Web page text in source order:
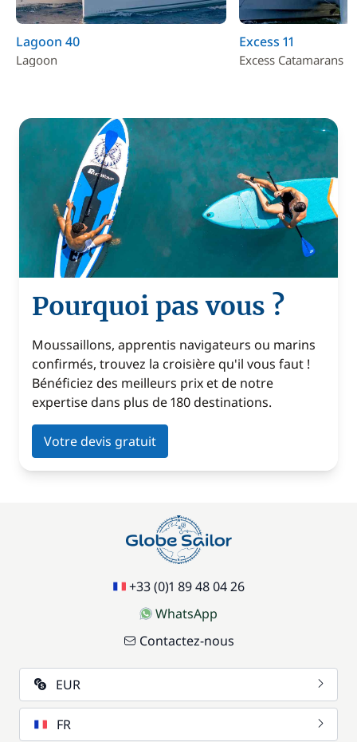
Lagoon 40
Lagoon
Excess 11
Excess Catamarans
Pourquoi pas vous ?
Moussaillons, apprentis navigateurs ou marins
confirmés, trouvez la croisière qu'il vous faut !
Bénéficiez des meilleurs prix et de notre
expertise dans plus de 180 destinations.
Votre devis gratuit
+33 (0)1 89 48 04 26
WhatsApp
Contactez-nous
EUR
FR